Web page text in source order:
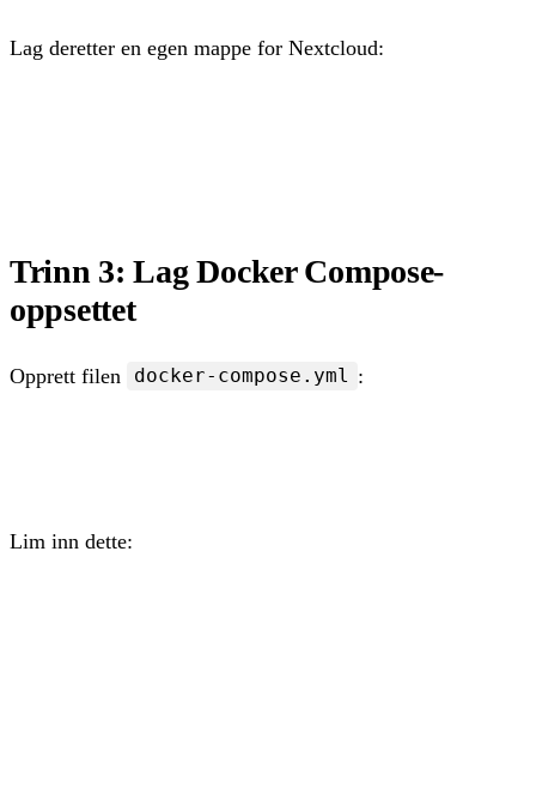
Lag deretter en egen mappe for Nextcloud:
Trinn 3: Lag Docker Compose-
oppsettet
Opprett filen docker-compose.yml :
Lim inn dette: